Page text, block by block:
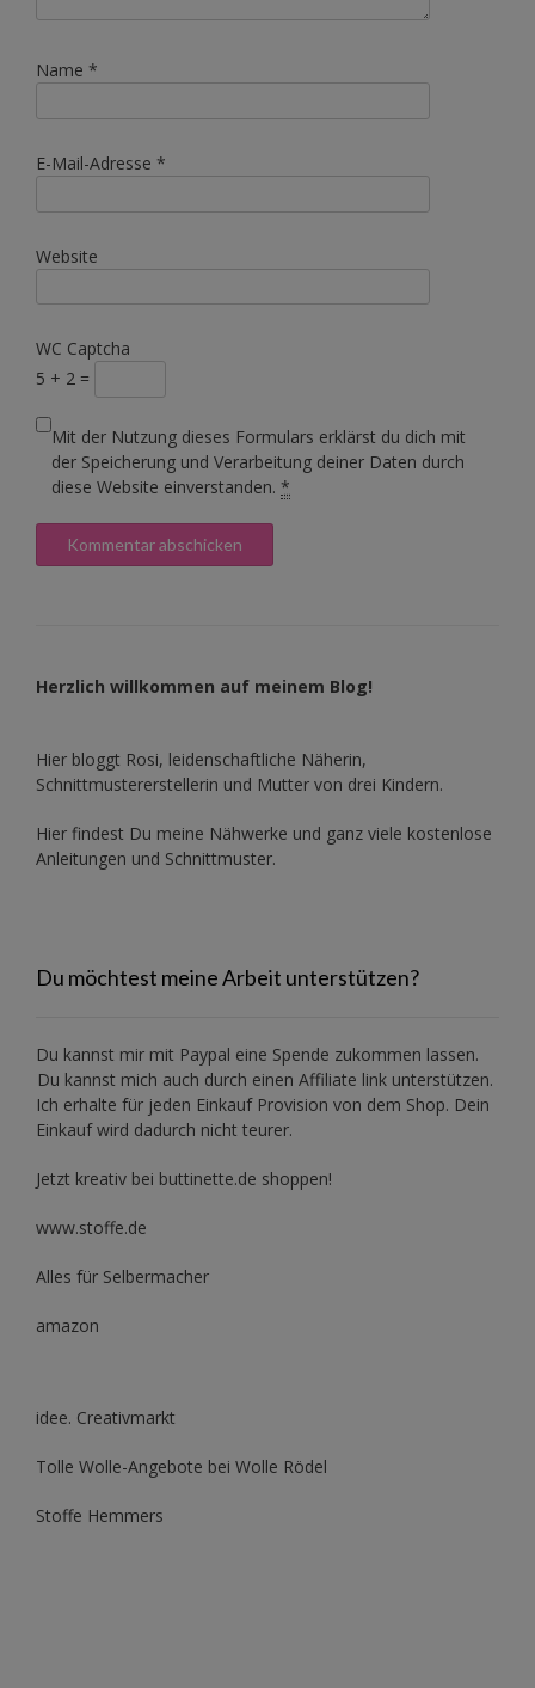
Name *
E-Mail-Adresse *
Website
WC Captcha
5 + 2 =
Mit der Nutzung dieses Formulars erklärst du dich mit
der Speicherung und Verarbeitung deiner Daten durch
diese Website einverstanden. *
Herzlich willkommen auf meinem Blog!
Hier bloggt Rosi, leidenschaftliche Näherin,
Schnittmustererstellerin und Mutter von drei Kindern.
Hier findest Du meine Nähwerke und ganz viele kostenlose
Anleitungen und Schnittmuster.
Du möchtest meine Arbeit unterstützen?
Du kannst mir mit Paypal eine Spende zukommen lassen.
Du kannst mich auch durch einen Affiliate link unterstützen.
Ich erhalte für jeden Einkauf Provision von dem Shop. Dein
Einkauf wird dadurch nicht teurer.
Jetzt kreativ bei buttinette.de shoppen!
www.stoffe.de
Alles für Selbermacher
amazon
idee. Creativmarkt
Tolle Wolle-Angebote bei Wolle Rödel
Stoffe Hemmers